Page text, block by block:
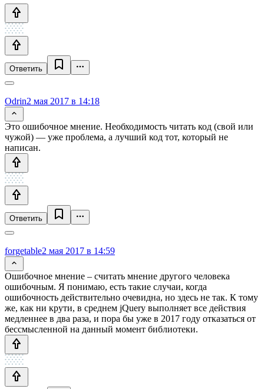
Ответить
Odrin2 мая 2017 в 14:18
Это ошибочное мнение. Необходимость читать код (свой или
чужой) — уже проблема, а лучший код тот, который не
написан.
Ответить
forgetable2 мая 2017 в 14:59
Ошибочное мнение – считать мнение другого человека
ошибочным. Я понимаю, есть такие случаи, когда
ошибочность действительно очевидна, но здесь не так. К тому
же, как ни крути, в среднем jQuery выполняет все действия
медленнее в два раза, и пора бы уже в 2017 году отказаться от
бессмысленной на данный момент библиотеки.